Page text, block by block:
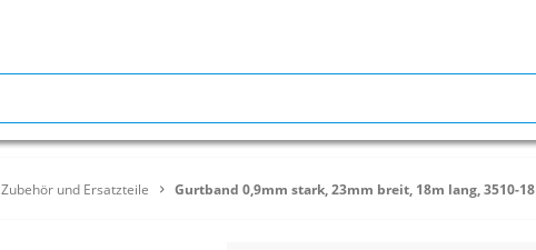
Zubehör und Ersatzteile Gurtband 0,9mm stark, 23mm breit, 18m lang, 3510-18